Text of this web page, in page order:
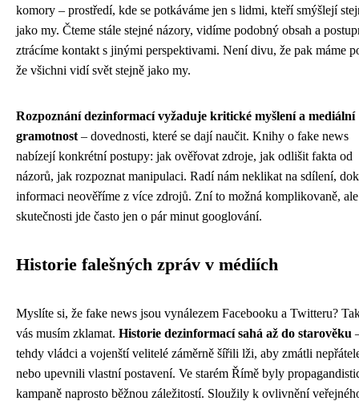
komory – prostředí, kde se potkáváme jen s lidmi, kteří smýšlejí
jako my. Čteme stále stejné názory, vidíme podobný obsah a
ztrácíme kontakt s jinými perspektivami. Není divu, že pak máme
že všichni vidí svět stejně jako my.
Rozpoznání dezinformací vyžaduje kritické myšlení a mediální
gramotnost – dovednosti, které se dají naučit. Knihy o fake news
nabízejí konkrétní postupy: jak ověřovat zdroje, jak odlišit fakta od
názorů, jak rozpoznat manipulaci. Radí nám neklikat na sdílení,
informaci neověříme z více zdrojů. Zní to možná komplikovaně,
skutečnosti jde často jen o pár minut googlování.
Historie falešných zpráv v médiích
Myslíte si, že fake news jsou vynálezem Facebooku a Twitteru?
vás musím zklamat. Historie dezinformací sahá až do starověku
tehdy vládci a vojenští velitelé záměrně šířili lži, aby zmátli
nebo upevnili vlastní postavení. Ve starém Římě byly
kampaně naprosto běžnou záležitostí. Sloužily k ovlivnění